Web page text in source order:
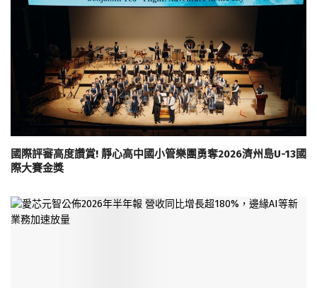
國際評審高度讚賞! 靜心高中國小管樂團勇奪2026濟州島U-13國
際大賽金獎